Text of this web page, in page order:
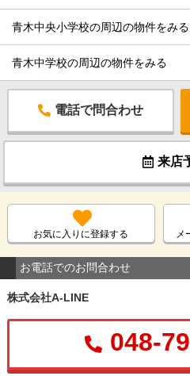
青木中央小学校の周辺の物件をみる
青木中学校の周辺の物件をみる
電話で問合わせ
来店
お気に入りに登録する メ
お電話でのお問合わせ
株式会社A-LINE
048-